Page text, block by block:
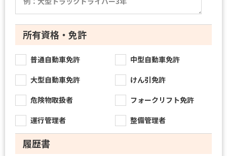
所有資格・免許
普通自動車免許
中型自動車免許
大型自動車免許
けん引免許
危険物取扱者
フォークリフト免許
運行管理者
整備管理者
履歴書